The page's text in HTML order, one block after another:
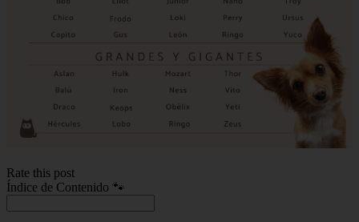
Rate this post
Índice de Contenido 🐾